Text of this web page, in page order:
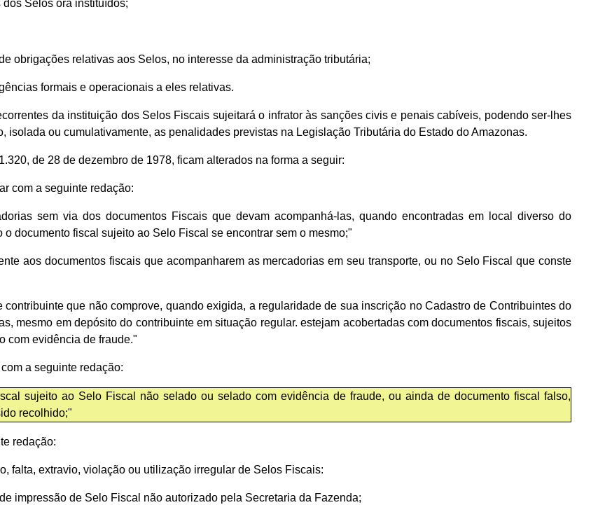
dos Selos ora instituídos;
obrigações relativas aos Selos, no interesse da administração tributária;
formais e operacionais a eles relativas.
da instituição dos Selos Fiscais sujeitará o infrator às sanções civis e penais cabíveis, podendo ser-lhes
ou cumulativamente, as penalidades previstas na Legislação Tributária do Estado do Amazonas.
de 28 de dezembro de 1978, ficam alterados na forma a seguir:
com a seguinte redação:
sem via dos documentos Fiscais que devam acompanhá-las, quando encontradas em local diverso do
documento fiscal sujeito ao Selo Fiscal se encontrar sem o mesmo;"
aos documentos fiscais que acompanharem as mercadorias em seu transporte, ou no Selo Fiscal que conste
que não comprove, quando exigida, a regularidade de sua inscrição no Cadastro de Contribuintes do
mesmo em depósito do contribuinte em situação regular. estejam acobertadas com documentos fiscais, sujeitos
com evidência de fraude."
a seguinte redação:
sujeito ao Selo Fiscal não selado ou selado com evidência de fraude, ou ainda de documento fiscal falso,
recolhido;"
redação:
falta, extravio, violação ou utilização irregular de Selos Fiscais:
impressão de Selo Fiscal não autorizado pela Secretaria da Fazenda;